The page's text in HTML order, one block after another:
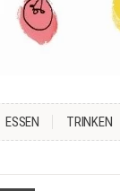
ESSEN TRINKEN